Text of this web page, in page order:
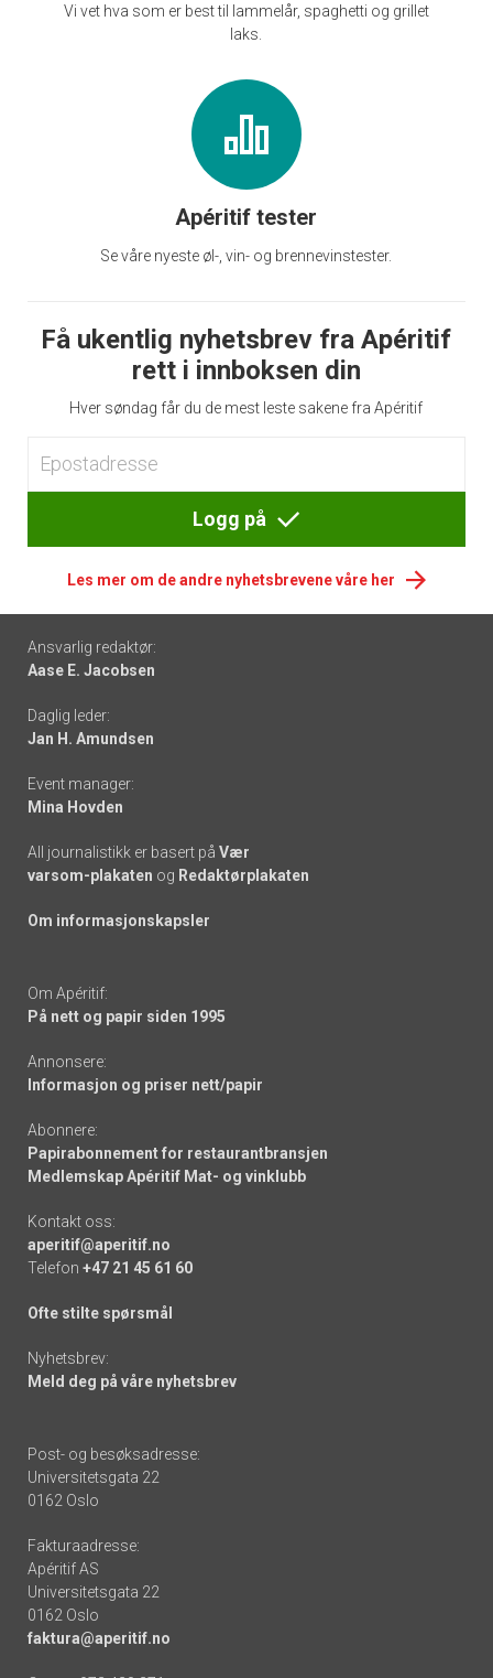
Vi vet hva som er best til lammelår, spaghetti og grillet
laks.
Apéritif tester
Se våre nyeste øl-, vin- og brennevinstester.
Få ukentlig nyhetsbrev fra Apéritif
rett i innboksen din
Hver søndag får du de mest leste sakene fra Apéritif
Logg på
Les mer om de andre nyhetsbrevene våre her
Footer
-
links
Ansvarlig redaktør:
Aase E. Jacobsen
Daglig leder:
Jan H. Amundsen
Event manager:
Mina Hovden
All journalistikk er basert på Vær
varsom-plakaten og Redaktørplakaten
Om informasjonskapsler
Om Apéritif:
På nett og papir siden 1995
Annonsere:
Informasjon og priser nett/papir
Abonnere:
Papirabonnement for restaurantbransjen
Medlemskap Apéritif Mat- og vinklubb
Kontakt oss:
aperitif@aperitif.no
Telefon +47 21 45 61 60
Ofte stilte spørsmål
Nyhetsbrev:
Meld deg på våre nyhetsbrev
Post- og besøksadresse:
Universitetsgata 22
0162 Oslo
Fakturaadresse:
Apéritif AS
Universitetsgata 22
0162 Oslo
faktura@aperitif.no